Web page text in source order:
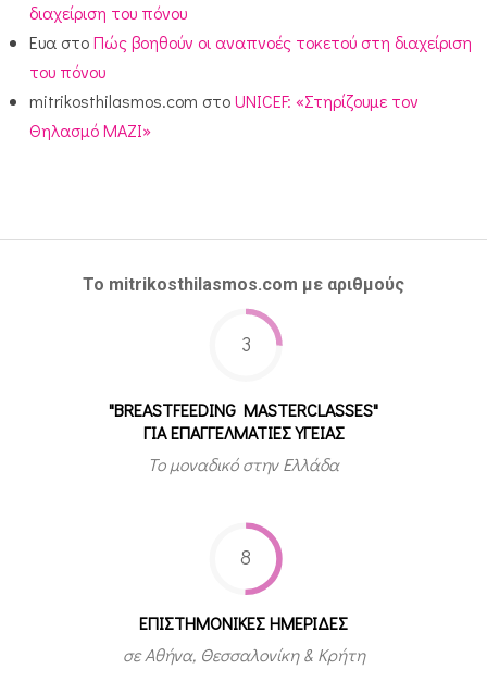
διαχείριση του πόνου
Ευα στοΠώς βοηθούν οι αναπνοές τοκετού στη διαχείριση
του πόνου
mitrikosthilasmos.com στοUNICEF: «Στηρίζουμε τον
Θηλασμό ΜΑΖΙ»
Το mitrikosthilasmos.com με αριθμούς
3
"BREASTFEEDING MASTERCLASSES"
ΓΙΑ ΕΠΑΓΓΕΛΜΑΤΙΕΣ ΥΓΕΙΑΣ
Το μοναδικό στην Ελλάδα
8
ΕΠΙΣΤΗΜΟΝΙΚΕΣ ΗΜΕΡΙΔΕΣ
σε Αθήνα, Θεσσαλονίκη & Κρήτη